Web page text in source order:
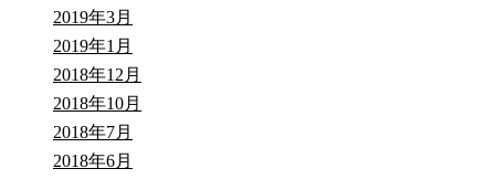
2019年3月
2019年1月
2018年12月
2018年10月
2018年7月
2018年6月